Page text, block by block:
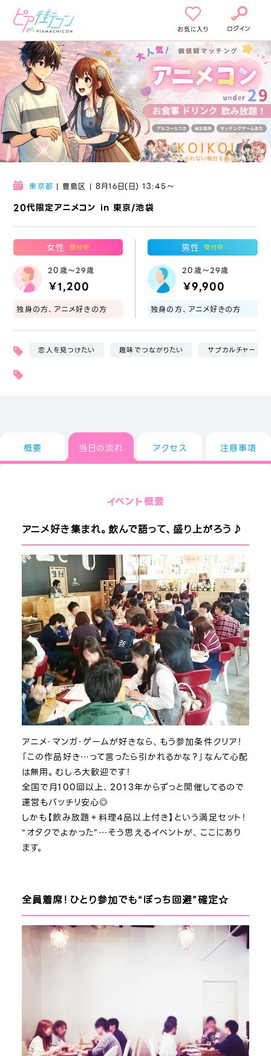
お気に入り ログイン
20代限定アニメコン in 東京/池袋
東京都 | 豊島区 | 8月16日(日) 13:45〜
女性 受付中
20歳～29歳
￥1,200
独身の方、アニメ好きの方
男性 受付中
20歳～29歳
￥9,900
独身の方、アニメ好きの方
恋人を見つけたい 趣味でつながりたい サブカルチャー
概要 当日の流れ アクセス 注意事項
イベント概要
アニメ好き集まれ。飲んで語って、盛り上がろう♪
アニメ・マンガ・ゲームが好きなら、もう参加条件クリア！
「この作品好き…って言ったら引かれるかな？」なんて心配
は無用。むしろ大歓迎です！
全国で月100回以上、2013年からずっと開催してるので
運営もバッチリ安心◎
しかも【飲み放題＋料理4品以上付き】という満足セット！
“オタクでよかった”…そう思えるイベントが、ここにあり
ます。
全員着席！ひとり参加でも“ぼっち回避”確定☆